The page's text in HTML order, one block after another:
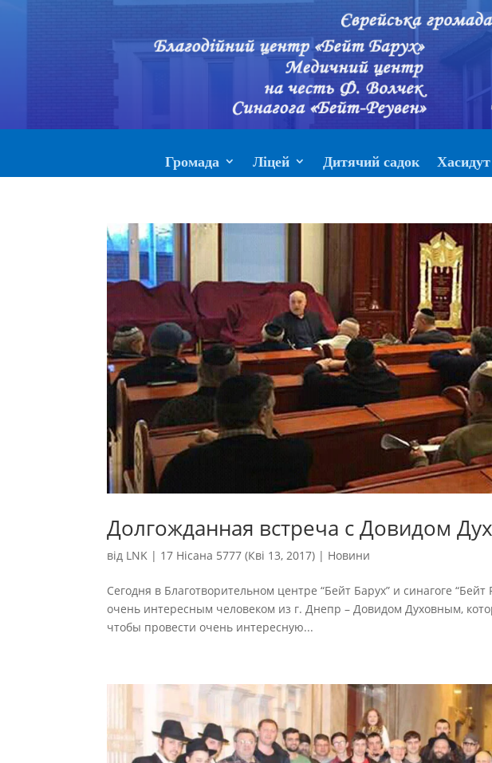
Громада Ліцей Дитячий садок Хасидут
Долгожданная встреча с Довидом
від LNK | 17 Нісана 5777 (Кві 13, 2017) | Новини
Сегодня в Благотворительном центре “Бейт Барух” и синагоге
очень интересным человеком из г. Днепр – Довидом Духовным,
чтобы провести очень интересную...